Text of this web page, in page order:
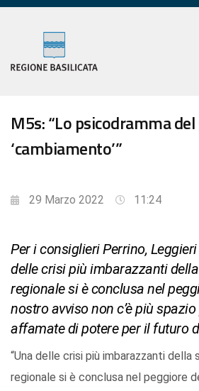
M5s: “Lo psicodramma
‘cambiamento’”
29 Marzo 2022 11:24
Per i consiglieri Perrino,
delle crisi più imbarazzanti
regionale si è conclusa nel
nostro avviso non c’è più
affamate di potere per il futuro
“Una delle crisi più imbarazzanti
regionale si è conclusa nel peggiore